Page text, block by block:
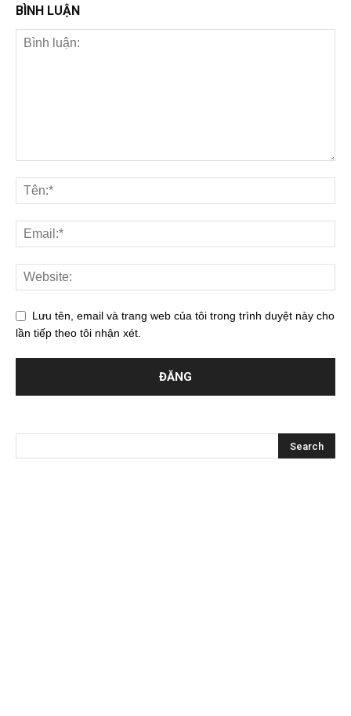
BÌNH LUẬN
Lưu tên, email và trang web của tôi trong trình duyệt này cho
lần tiếp theo tôi nhận xét.